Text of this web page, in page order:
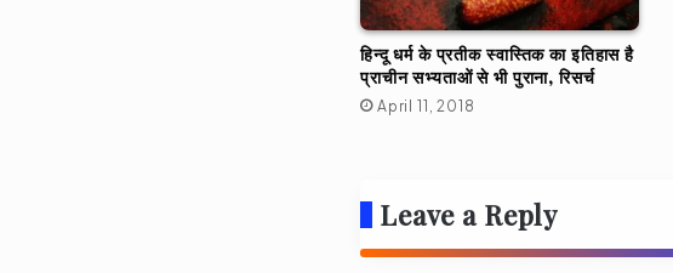
हिन्दू धर्म के प्रतीक स्वास्तिक का इतिहास है
प्राचीन सभ्यताओं से भी पुराना, रिसर्च
April 11, 2018
Leave a Reply